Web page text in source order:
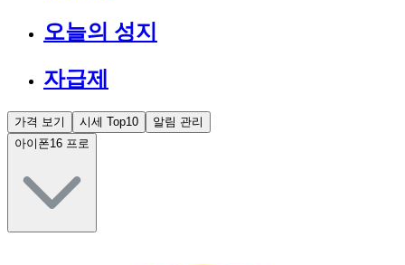
오늘의 성지
자급제
가격 보기 시세 Top10
알림 관리
아이폰16 프로